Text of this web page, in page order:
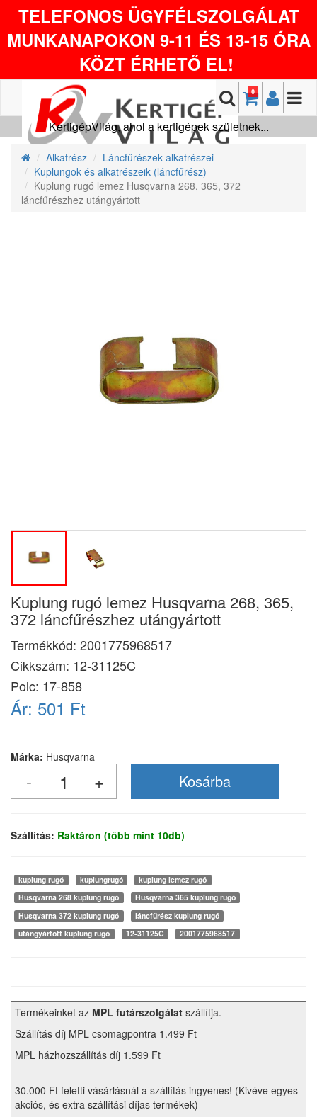
TELEFONOS ÜGYFÉLSZOLGÁLAT
MUNKANAPOKON 9-11 ÉS 13-15 ÓRA
KÖZT ÉRHETŐ EL!
0
KertigépVilág, ahol a kertigépek születnek...
Alkatrész
Láncfűrészek alkatrészei
Kuplungok és alkatrészeik (láncfűrész)
Kuplung rugó lemez Husqvarna 268, 365, 372
láncfűrészhez utángyártott
Kuplung rugó lemez Husqvarna 268, 365,
372 láncfűrészhez utángyártott
Termékkód: 2001775968517
Cikkszám: 12-31125C
Polc: 17-858
Ár: 501 Ft
Márka: Husqvarna
Szállítás: Raktáron (több mint 10db)
kuplung rugó kuplungrugó
kuplung lemez rugó
Husqvarna 268 kuplung rugó
Husqvarna 365 kuplung rugó
Husqvarna 372 kuplung rugó
láncfűrész kuplung rugó
utángyártott kuplung rugó
12-31125C 2001775968517
Termékeinket az MPL futárszolgálat szállítja.
Szállítás díj MPL csomagpontra 1.499 Ft
MPL házhozszállítás díj 1.599 Ft
30.000 Ft feletti vásárlásnál a szállítás ingyenes! (Kivéve egyes
akciós, és extra szállítási díjas termékek)